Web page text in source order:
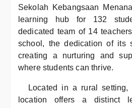
Sekolah Kebangsaan
learning hub for 132
dedicated team of 14
school, the dedication of its
creating a nurturing and
where students can thrive.
Located in a rural setting,
location offers a distinct